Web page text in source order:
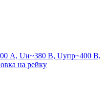
А, Uн~380 В, Uупр~400 В,
на рейку